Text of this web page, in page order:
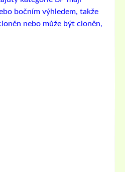
bočním výhledem, takže
nebo může být cloněn,